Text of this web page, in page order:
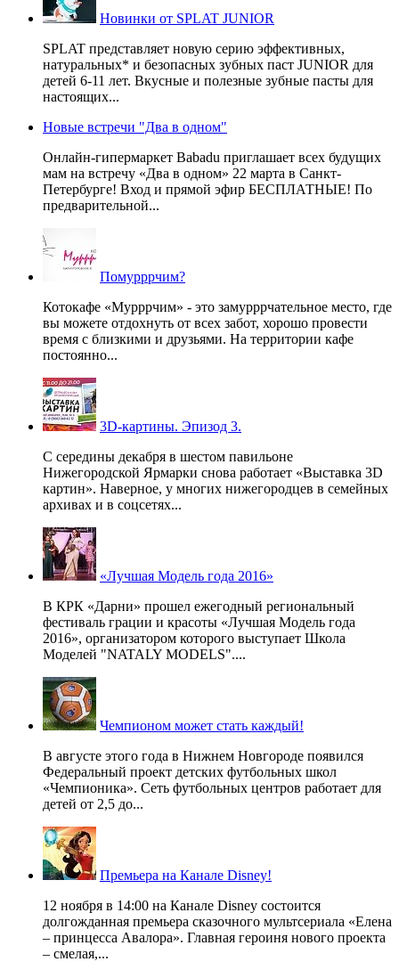
Новинки от SPLAT JUNIOR
SPLAT представляет новую серию эффективных,
натуральных* и безопасных зубных паст JUNIOR для
детей 6-11 лет. Вкусные и полезные зубные пасты для
настоящих...
Новые встречи "Два в одном"
Онлайн-гипермаркет Babadu приглашает всех будущих
мам на встречу «Два в одном» 22 марта в Санкт-
Петербурге! Вход и прямой эфир БЕСПЛАТНЫЕ! По
предварительной...
Помурррчим?
Котокафе «Мурррчим» - это замурррчательное место, где
вы можете отдохнуть от всех забот, хорошо провести
время с близкими и друзьями. На территории кафе
постоянно...
3D-картины. Эпизод 3.
С середины декабря в шестом павильоне
Нижегородской Ярмарки снова работает «Выставка 3D
картин». Наверное, у многих нижегородцев в семейных
архивах и в соцсетях...
«Лучшая Модель года 2016»
В КРК «Дарни» прошел ежегодный региональный
фестиваль грации и красоты «Лучшая Модель года
2016», организатором которого выступает Школа
Моделей "NATALY MODELS"....
Чемпионом может стать каждый!
В августе этого года в Нижнем Новгороде появился
Федеральный проект детских футбольных школ
«Чемпионика». Сеть футбольных центров работает для
детей от 2,5 до...
Премьера на Канале Disney!
12 ноября в 14:00 на Канале Disney состоится
долгожданная премьера сказочного мультсериала «Елена
– принцесса Авалора». Главная героиня нового проекта
– смелая,...